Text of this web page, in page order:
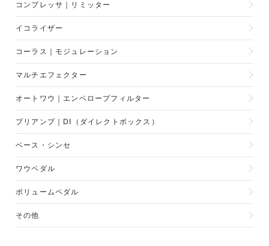
コンプレッサ｜リミッター
イコライザー
コーラス｜モジュレーション
マルチエフェクター
オートワウ｜エンベロープフィルター
プリアンプ｜DI（ダイレクトボックス）
ベース・シンセ
ワウペダル
ボリュームペダル
その他